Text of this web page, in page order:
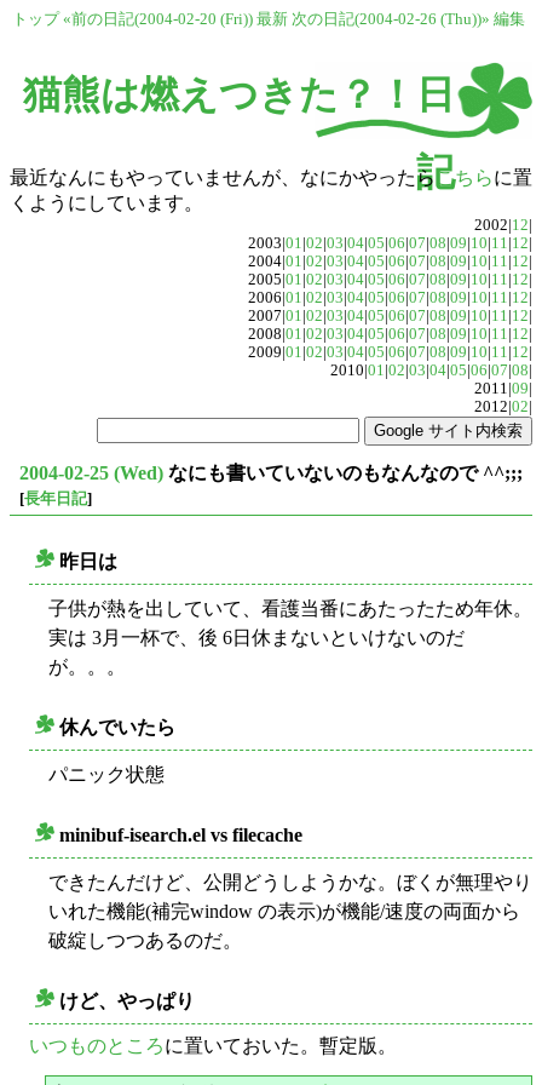
トップ «前の日記(2004-02-20 (Fri)) 最新 次の日記(2004-02-26 (Thu))» 編集
猫熊は燃えつきた？！日
記
最近なんにもやっていませんが、なにかやったら こちらに置
くようにしています。
2002|12|
2003|01|02|03|04|05|06|07|08|09|10|11|12|
2004|01|02|03|04|05|06|07|08|09|10|11|12|
2005|01|02|03|04|05|06|07|08|09|10|11|12|
2006|01|02|03|04|05|06|07|08|09|10|11|12|
2007|01|02|03|04|05|06|07|08|09|10|11|12|
2008|01|02|03|04|05|06|07|08|09|10|11|12|
2009|01|02|03|04|05|06|07|08|09|10|11|12|
2010|01|02|03|04|05|06|07|08|
2011|09|
2012|02|
2004-02-25 (Wed) なにも書いていないのもなんなので ^^;;;
[長年日記]
昨日は
子供が熱を出していて、看護当番にあたったため年休。
実は 3月一杯で、後 6日休まないといけないのだ
が。。。
休んでいたら
パニック状態
minibuf-isearch.el vs filecache
できたんだけど、公開どうしようかな。ぼくが無理やり
いれた機能(補完window の表示)が機能/速度の両面から
破綻しつつあるのだ。
けど、やっぱり
いつものところに置いておいた。暫定版。